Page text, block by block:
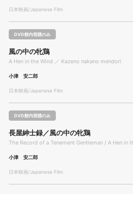
日本映画/Japanese Film
DVD館内視聴のみ
風の中の牝鶏
A Hen in the Wind ／ Kazeno nakano mendori
小津 安二郎
日本映画/Japanese Film
DVD館内視聴のみ
長屋紳士録／風の中の牝鶏
The Record of a Tenement Gentleman / A Hen
小津 安二郎
日本映画/Japanese Film